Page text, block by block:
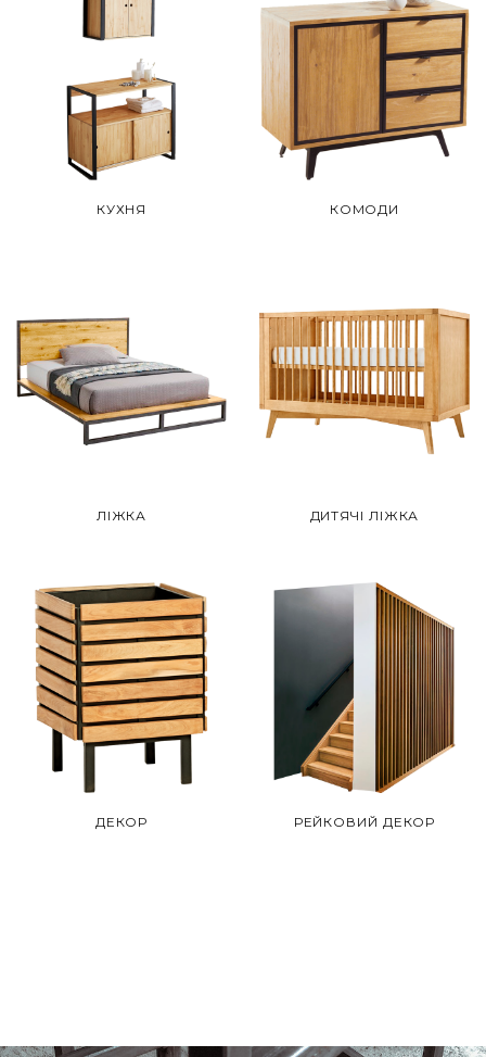
КУХНЯ КОМОДИ
ЛІЖКА ДИТЯЧІ ЛІЖКА
ДЕКОР РЕЙКОВИЙ ДЕКОР